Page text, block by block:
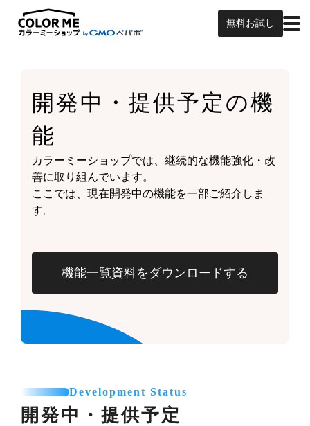
無料お試し
開発中・提供予定の機
能
カラーミーショップでは、継続的な機能強化・改
善に取り組んでいます。
ここでは、現在開発中の機能を一部ご紹介しま
す。
機能一覧資料をダウンロードする
Development Status
開発中・提供予定